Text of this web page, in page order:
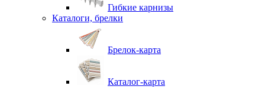
Гибкие карнизы
Каталоги, брелки
Брелок-карта
Каталог-карта